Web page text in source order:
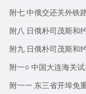
附七 中俄交还关外铁
附八 日俄朴司茂斯和
附九 日俄朴司茂斯和
附一○ 中国大连海关
附一一 东三省开埠免